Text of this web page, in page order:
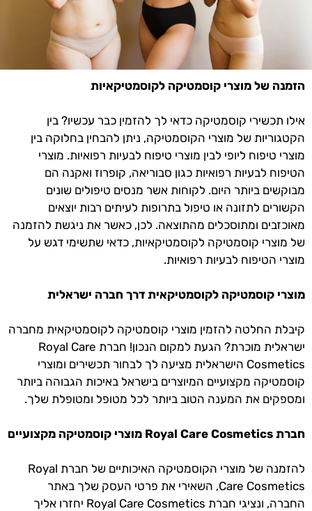
הזמנה של מוצרי קוסמטיקה לקוסמטיקאיות
אילו תכשירי קוסמטיקה כדאי לך להזמין כבר עכשיו? בין
הקטגוריות של מוצרי הקוסמטיקה, ניתן להבחין בחלוקה בין
מוצרי טיפוח ליופי לבין מוצרי טיפוח לבעיות רפואיות. מוצרי
הטיפוח לבעיות רפואיות כגון סבוריאה, קופרוז ואקנה הם
מבוקשים ביותר היום. לקוחות אשר מנסים טיפולים שונים
הקשורים לתזונה או טיפול בתרופות לעיתים רבות יוצאים
מאוכזבים ומתוסכלים מהתוצאה. לכן, כאשר את ניגשת להזמנה
של מוצרי קוסמטיקה לקוסמטיקאיות, כדאי שתשימי דגש על
מוצרי הטיפוח לבעיות רפואיות.
מוצרי קוסמטיקה לקוסמטיקאית דרך חברה ישראלית
קיבלת החלטה להזמין מוצרי קוסמטיקה לקוסמטיקאית מחברה
ישראלית מוכרת? הגעת למקום הנכון! חברת Royal Care
Cosmetics הישראלית מציעה לך לבחור תכשירים ומוצרי
קוסמטיקה מקצועיים המיוצרים בישראל באיכות הגבוהה ביותר
ומספקים את המענה הטוב ביותר לכל מטופל ומטופלת שלך.
חברת Royal Care Cosmetics מוצרי קוסמטיקה מקצועיים
להזמנה של מוצרי הקוסמטיקה האיכותיים של חברת Royal
Care Cosmetics, השאירי את פרטי העסק שלך באתר
החברה, ונציגי חברת Royal Care Cosmetics יחזרו אליך